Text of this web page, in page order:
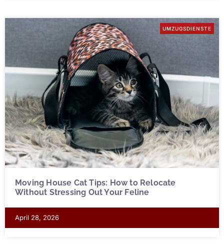
UMZUGSDIENSTE
Moving House Cat Tips: How to Relocate
Without Stressing Out Your Feline
April 28, 2026